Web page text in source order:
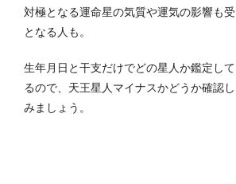
対極となる運命星の気質や運気の影響も受
となる人も。
生年月日と干支だけでどの星人か鑑定し
るので、天王星人マイナスかどうか確認
みましょう。